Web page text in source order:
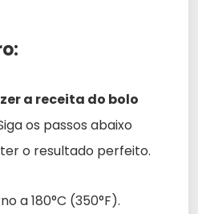
a receita do bolo
os passos abaixo
o resultado perfeito.
a 180°C (350°F).